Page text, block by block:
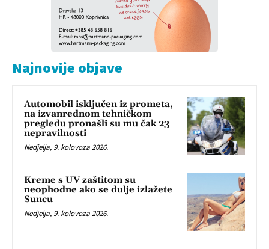
Najnovije objave
Automobil isključen iz prometa,
na izvanrednom tehničkom
pregledu pronašli su mu čak 23
nepravilnosti
Nedjelja, 9. kolovoza 2026.
Kreme s UV zaštitom su
neophodne ako se dulje izlažete
Suncu
Nedjelja, 9. kolovoza 2026.